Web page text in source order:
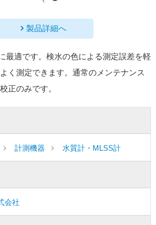
製品詳細へ
最適です。検水の色による測定誤差を軽
く測定できます。通常のメンテナンス
正のみです。
計測機器 水質計・MLSS計
会社